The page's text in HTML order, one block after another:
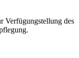
Verfügungstellung des